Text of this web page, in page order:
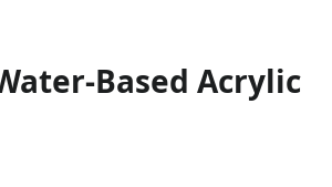
Based Acrylic